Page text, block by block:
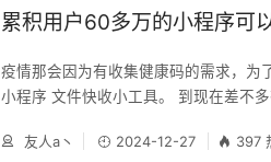
累积用户60多万的小程序可
疫情那会因为有收集健康码的需求，为
小程序 文件快收小工具。 到现在差不
收益的话，能够打平运营的成本，然后
友人a丶 2024-12-27 397